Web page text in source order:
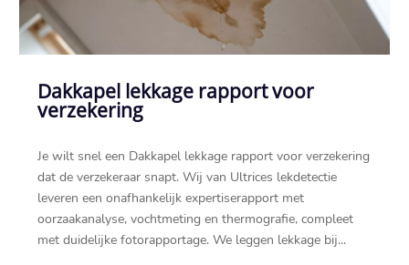
Dakkapel lekkage rapport voor
verzekering
Je wilt snel een Dakkapel lekkage rapport voor verzekering
dat de verzekeraar snapt. Wij van Ultrices lekdetectie
leveren een onafhankelijk expertiserapport met
oorzaakanalyse, vochtmeting en thermografie, compleet
met duidelijke fotorapportage. We leggen lekkage bij...